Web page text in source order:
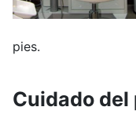
pies.
Cuidado del